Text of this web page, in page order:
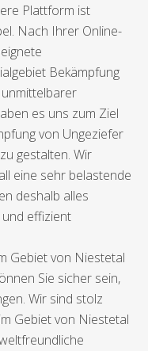
Plattform ist
Nach Ihrer Online-
Bekämpfung
es uns zum Ziel
von Ungeziefer
gestalten. Wir
eine sehr belastende
deshalb alles
und effizient
Gebiet von Niestetal
Sie sicher sein,
Wir sind stolz
Gebiet von Niestetal